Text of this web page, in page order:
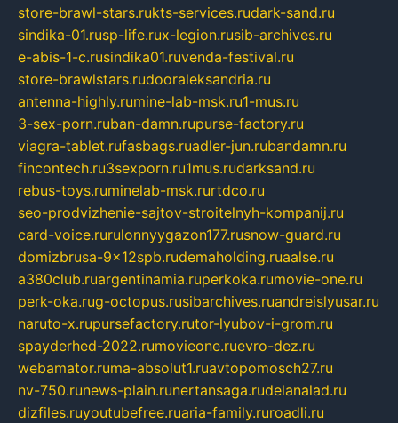
store-brawl-stars.rukts-services.rudark-sand.ru
sindika-01.rusp-life.rux-legion.rusib-archives.ru
e-abis-1-c.rusindika01.ruvenda-festival.ru
store-brawlstars.rudooraleksandria.ru
antenna-highly.rumine-lab-msk.ru1-mus.ru
3-sex-porn.ruban-damn.rupurse-factory.ru
viagra-tablet.rufasbags.ruadler-jun.rubandamn.ru
fincontech.ru3sexporn.ru1mus.rudarksand.ru
rebus-toys.ruminelab-msk.rurtdco.ru
seo-prodvizhenie-sajtov-stroitelnyh-kompanij.ru
card-voice.rurulonnyygazon177.rusnow-guard.ru
domizbrusa-9x12spb.rudemaholding.ruaalse.ru
a380club.ruargentinamia.ruperkoka.rumovie-one.ru
perk-oka.rug-octopus.rusibarchives.ruandreislyusar.ru
naruto-x.rupursefactory.rutor-lyubov-i-grom.ru
spayderhed-2022.rumovieone.ruevro-dez.ru
webamator.ruma-absolut1.ruavtopomosch27.ru
nv-750.runews-plain.runertansaga.rudelanalad.ru
dizfiles.ruyoutubefree.ruaria-family.ruroadli.ru